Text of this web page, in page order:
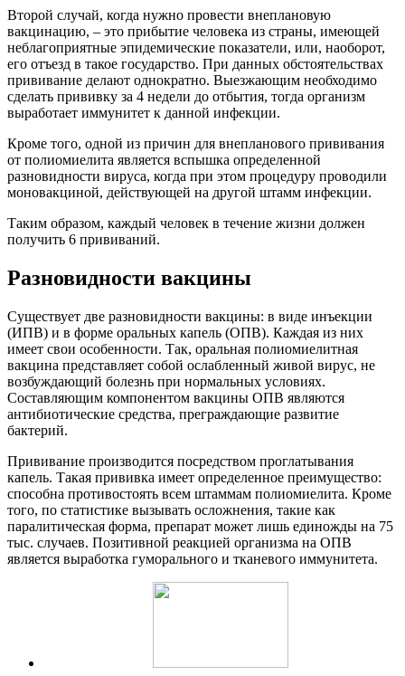
Второй случай, когда нужно провести внеплановую
вакцинацию, – это прибытие человека из страны, имеющей
неблагоприятные эпидемические показатели, или, наоборот,
его отъезд в такое государство. При данных обстоятельствах
прививание делают однократно. Выезжающим необходимо
сделать прививку за 4 недели до отбытия, тогда организм
выработает иммунитет к данной инфекции.
Кроме того, одной из причин для внепланового прививания
от полиомиелита является вспышка определенной
разновидности вируса, когда при этом процедуру проводили
моновакциной, действующей на другой штамм инфекции.
Таким образом, каждый человек в течение жизни должен
получить 6 прививаний.
Разновидности вакцины
Существует две разновидности вакцины: в виде инъекции
(ИПВ) и в форме оральных капель (ОПВ). Каждая из них
имеет свои особенности. Так, оральная полиомиелитная
вакцина представляет собой ослабленный живой вирус, не
возбуждающий болезнь при нормальных условиях.
Составляющим компонентом вакцины ОПВ являются
антибиотические средства, преграждающие развитие
бактерий.
Прививание производится посредством проглатывания
капель. Такая прививка имеет определенное преимущество:
способна противостоять всем штаммам полиомиелита. Кроме
того, по статистике вызывать осложнения, такие как
паралитическая форма, препарат может лишь единожды на 75
тыс. случаев. Позитивной реакцией организма на ОПВ
является выработка гуморального и тканевого иммунитета.